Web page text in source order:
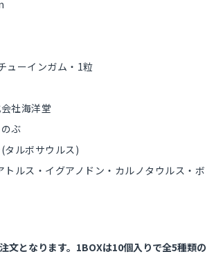
ューインガム・1粒
社海洋堂
ぶ
タルボサウルス)
ルス・イグアノドン・カルノタウルス・ボ
文となります。1BOXは10個入りで全5種類の